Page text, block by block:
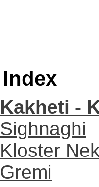
Index
Kakheti -
Sighnaghi
Kloster
Gremi